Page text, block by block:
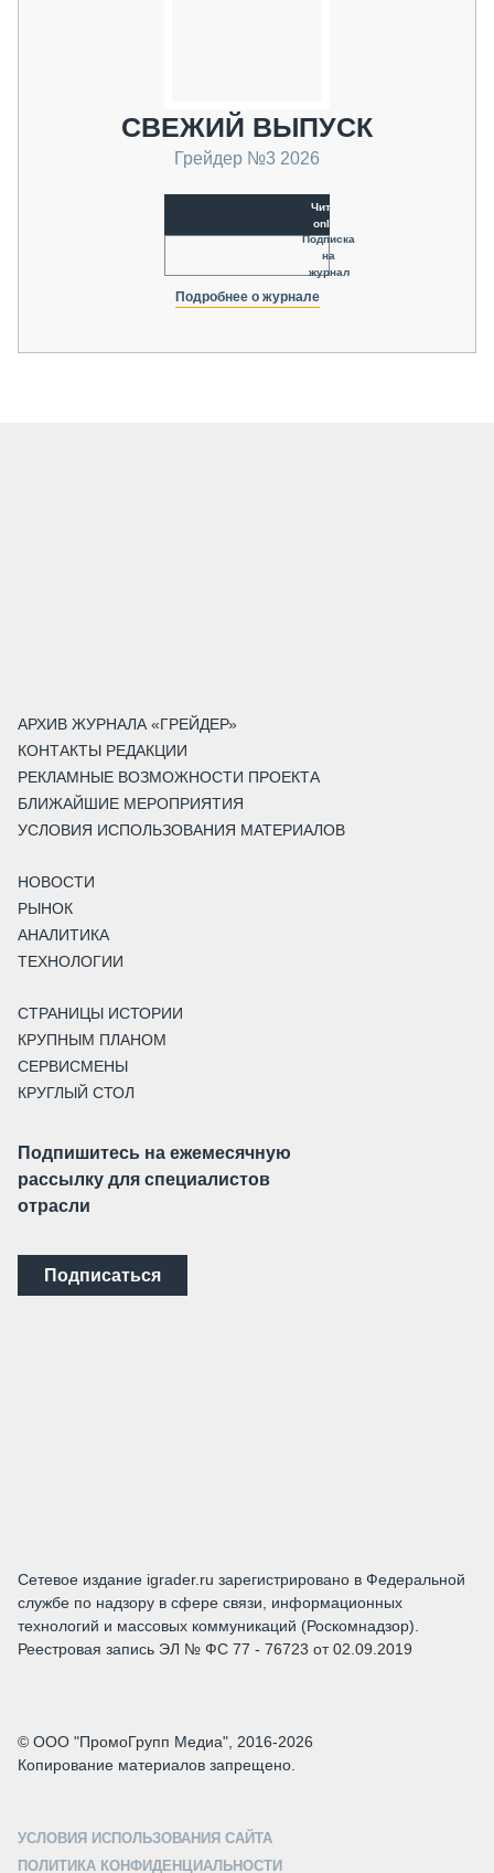
СВЕЖИЙ ВЫПУСК
Грейдер №3 2026
Читать
online
Подписка
на
журнал
Подробнее о журнале
АРХИВ ЖУРНАЛА «ГРЕЙДЕР»
КОНТАКТЫ РЕДАКЦИИ
РЕКЛАМНЫЕ ВОЗМОЖНОСТИ ПРОЕКТА
БЛИЖАЙШИЕ МЕРОПРИЯТИЯ
УСЛОВИЯ ИСПОЛЬЗОВАНИЯ МАТЕРИАЛОВ
НОВОСТИ
РЫНОК
АНАЛИТИКА
ТЕХНОЛОГИИ
СТРАНИЦЫ ИСТОРИИ
КРУПНЫМ ПЛАНОМ
СЕРВИСМЕНЫ
КРУГЛЫЙ СТОЛ
Подпишитесь на ежемесячную
рассылку для специалистов
отрасли
Подписаться
Сетевое издание igrader.ru зарегистрировано в Федеральной
службе по надзору в сфере связи, информационных
технологий и массовых коммуникаций (Роскомнадзор).
Реестровая запись ЭЛ № ФС 77 - 76723 от 02.09.2019
© ООО "ПромоГрупп Медиа", 2016-2026
Копирование материалов запрещено.
УСЛОВИЯ ИСПОЛЬЗОВАНИЯ САЙТА
ПОЛИТИКА КОНФИДЕНЦИАЛЬНОСТИ